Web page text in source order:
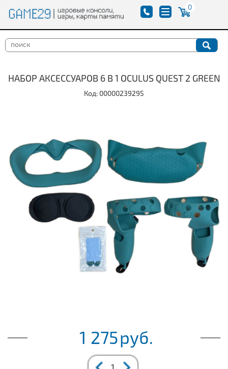
0
НАБОР АКСЕССУАРОВ 6 В 1 OCULUS QUEST 2 GREEN
Код: 00000239295
1 275руб.